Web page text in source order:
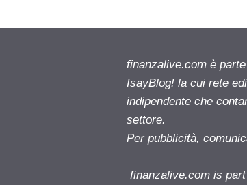
finanzalive.com è
IsayBlog! la cui rete
indipendente che
settore.
Per pubblicità,
finanzalive.com is